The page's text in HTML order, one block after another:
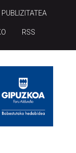
PUBLIZITATEA
RSS